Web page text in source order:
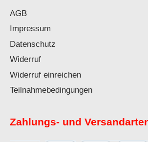
AGB
Impressum
Datenschutz
Widerruf
Widerruf einreichen
Teilnahmebedingungen
Zahlungs- und